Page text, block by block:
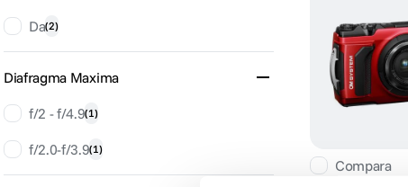
Da(2)
Diafragma Maxima
f/2 - f/4.9(1)
f/2.0-f/3.9(1)
Compara